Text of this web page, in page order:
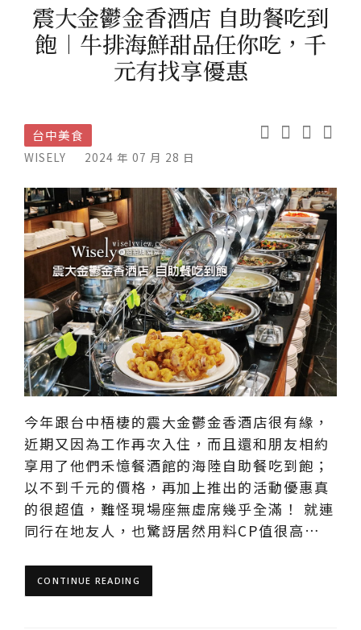
震大金鬱金香酒店 自助餐吃到
飽︱牛排海鮮甜品任你吃，千
元有找享優惠
台中美食
WISELY 2024 年 07 月 28 日
今年跟台中梧棲的震大金鬱金香酒店很有緣，
近期又因為工作再次入住，而且還和朋友相約
享用了他們禾憶餐酒館的海陸自助餐吃到飽；
以不到千元的價格，再加上推出的活動優惠真
的很超值，難怪現場座無虛席幾乎全滿！ 就連
同行在地友人，也驚訝居然用料CP值很高…
CONTINUE READING